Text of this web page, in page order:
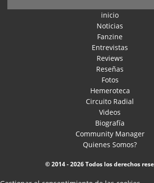
inicio
Noticias
Fanzine
Entrevistas
Reviews
Reseñas
Fotos
Hemeroteca
Circuito Radial
Videos
Biografía
Community Manager
Quienes Somos?
© 2014 - 2026 Todos los derechos